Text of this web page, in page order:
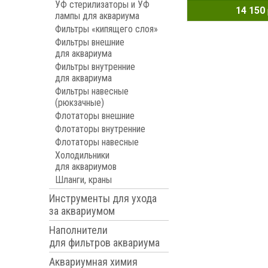
УФ стерилизаторы и УФ
лампы для аквариума
Фильтры «кипящего слоя»
Фильтры внешние
для аквариума
Фильтры внутренние
для аквариума
Фильтры навесные
(рюкзачные)
Флотаторы внешние
Флотаторы внутренние
Флотаторы навесные
Холодильники
для аквариумов
Шланги, краны
Инструменты для ухода
за аквариумом
Наполнители
для фильтров аквариума
Аквариумная химия
14 150